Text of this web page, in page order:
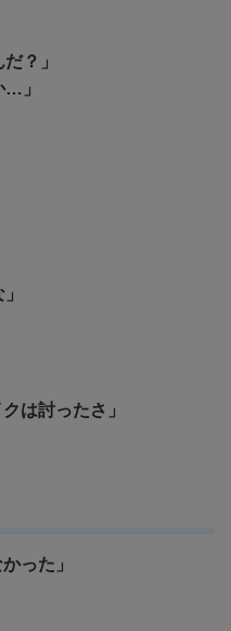
？」
…」
は討ったさ」
った」